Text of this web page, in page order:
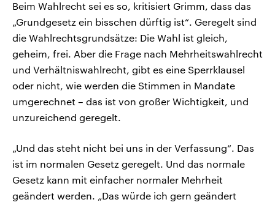
Beim Wahlrecht sei es so, kritisiert Grimm, dass das
„Grundgesetz ein bisschen dürftig ist“. Geregelt sind
die Wahlrechtsgrundsätze: Die Wahl ist gleich,
geheim, frei. Aber die Frage nach Mehrheitswahlrecht
und Verhältniswahlrecht, gibt es eine Sperrklausel
oder nicht, wie werden die Stimmen in Mandate
umgerechnet – das ist von großer Wichtigkeit, und
unzureichend geregelt.
„Und das steht nicht bei uns in der Verfassung“. Das
ist im normalen Gesetz geregelt. Und das normale
Gesetz kann mit einfacher normaler Mehrheit
geändert werden. „Das würde ich gern geändert